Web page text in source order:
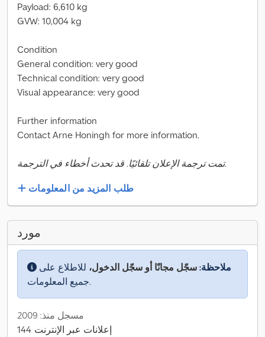
Payload: 6,610 kg
GVW: 10,004 kg
Condition
General condition: very good
Technical condition: very good
Visual appearance: very good
Further information
Contact Arne Honingh for more information.
تمت ترجمة الإعلان تلقائيًا. قد تحدث أخطاء في الترجمة.
طلب المزيد من المعلومات
مورد
ملاحظة: سجّل مجانًا أو سجّل الدخول، للاطلاع على
جميع المعلومات.
مسجل منذ: 2009
144 إعلانات عبر الإنترنت